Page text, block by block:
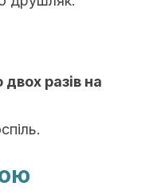
двох разів на